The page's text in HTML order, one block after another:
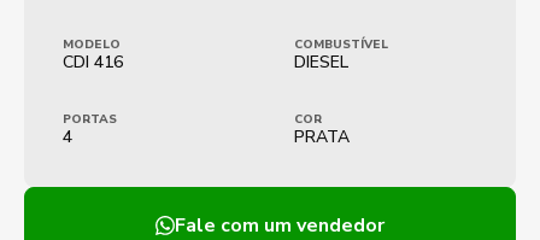
MODELO
CDI 416
COMBUSTÍVEL
DIESEL
PORTAS
4
COR
PRATA
Fale com um vendedor